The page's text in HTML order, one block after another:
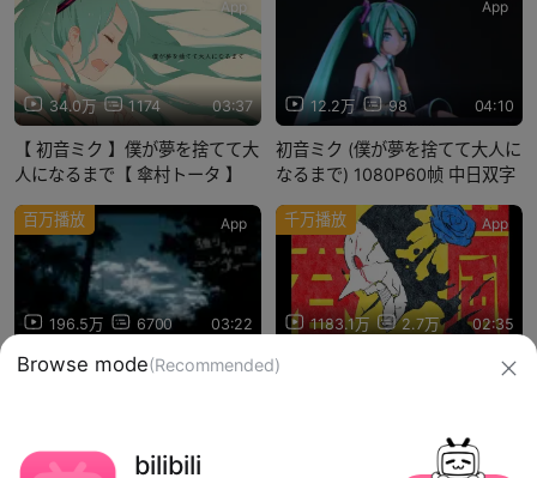
34.0万 1174 03:37
App
【 初音ミク 】僕が夢を捨てて大
人になるまで【 傘村トータ 】
12.2万 98 04:10
App
初音ミク (僕が夢を捨てて大人に
なるまで) 1080P60帧 中日双字
196.5万 6700 03:22
百万播放 App
【初音ミク】「孑然妒火」
1183.1万 2.7万 02:35
千万播放 App
【初音ミク】春嵐【john】
网络文化经营许可证 沪网文【2019】3804-274号